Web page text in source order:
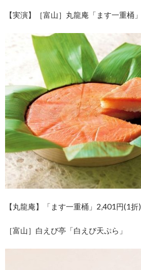
【実演】［富山］丸龍庵「ます一重桶」
【丸龍庵】「ます一重桶」2,401円(1折)
［富山］白えび亭「白えび天ぷら」